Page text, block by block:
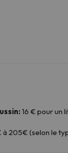
16 € pour un
à 205€ (selon le